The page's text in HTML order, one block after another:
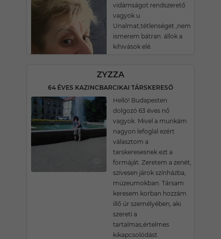
vidámságot rendszerető
vagyok u
Unalmat,tétlenséget ,nem
ismerem bátran. állok a
kihivások elé.
ZYZZA
64 ÉVES KAZINCBARCIKAI TÁRSKERESŐ
Helló! Budapesten
dolgozó 63 éves nő
vagyok. Mivel a munkám
nagyon lefoglal ezért
választom a
tarskeresesnek ezt a
formáját. Zeretem a zenét,
szívesen járok színházba,
múzeumokban. Társam
keresem korban hozzám
illő úr személyében, aki
szereti a
tartalmas,értelmes
kikapcsolódást.